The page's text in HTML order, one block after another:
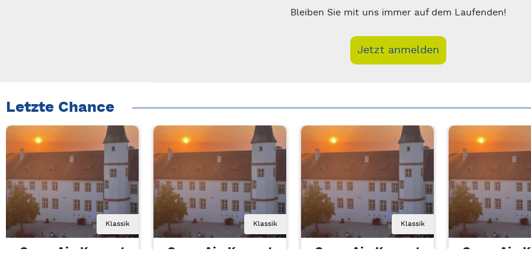
Bleiben Sie mit uns immer auf dem Laufenden!
Jetzt anmelden
Letzte Chance
Klassik
Open-Air-Konzert
Klassik
Open-Air-Konzert
Klassik
Open-Air-Konzert
Open-Air-